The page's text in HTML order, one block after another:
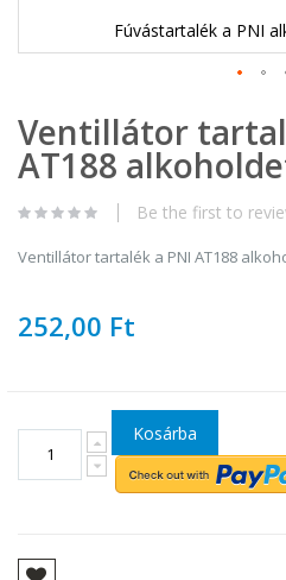
Fúvástartalék a PNI
a
képgaléria
elejére
Ventillátor
AT188
Be the first to
Ventillátor tartalék a PNI AT188
252,00 Ft
Kosárba